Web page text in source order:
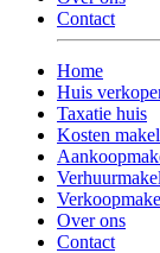
Contact
Home
Huis
Taxatie huis
Kosten
Over ons
Contact